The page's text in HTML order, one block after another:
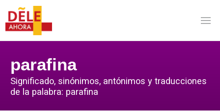
parafina
Significado, sinónimos, antónimos y traducciones
de la palabra: parafina